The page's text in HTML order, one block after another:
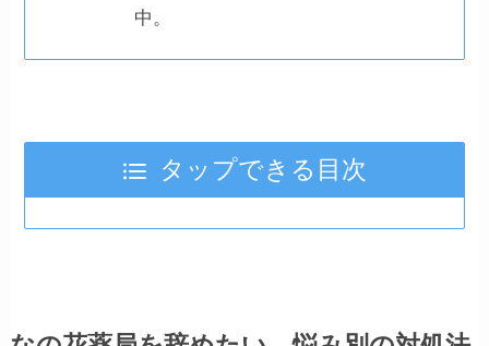
中。
タップできる目次